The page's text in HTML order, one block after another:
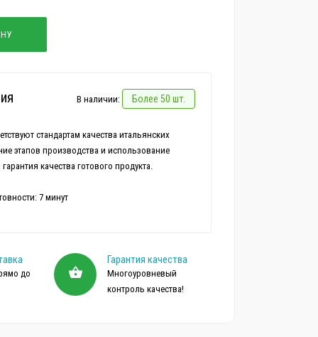
В наличии: Более 50 шт.
стандартам качества итальянских
этапов производства и использование
качества готового продукта.
до
Гарантия качества
Многоуровневый
контроль качества!